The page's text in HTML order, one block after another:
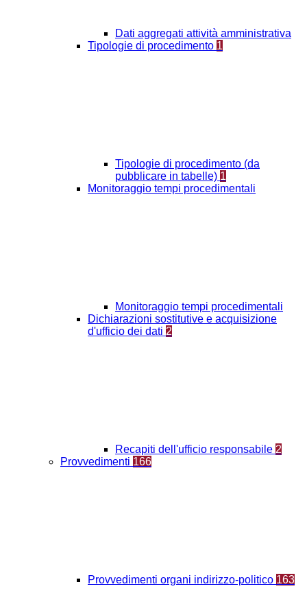
Dati aggregati attività amministrativa
Tipologie di procedimento 1
Tipologie di procedimento (da
pubblicare in tabelle) 1
Monitoraggio tempi procedimentali
Monitoraggio tempi procedimentali
Dichiarazioni sostitutive e acquisizione
d'ufficio dei dati 2
Recapiti dell'ufficio responsabile 2
Provvedimenti 166
Provvedimenti organi indirizzo-politico 163